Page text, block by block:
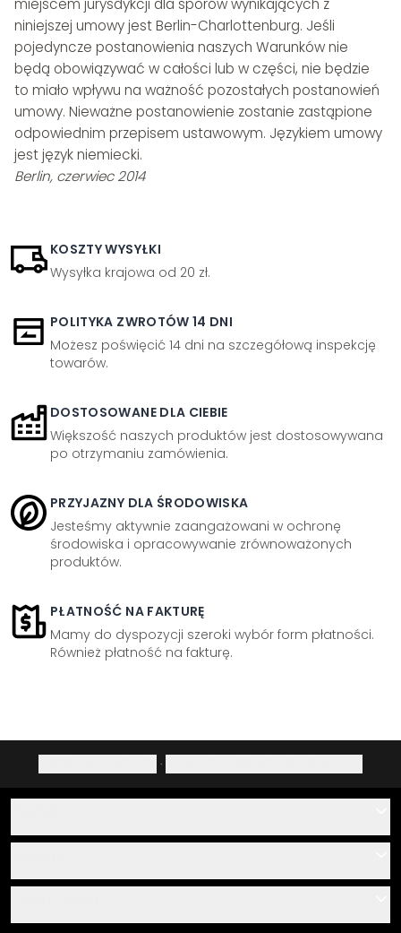
miejscem jurysdykcji dla sporów wynikających z
niniejszej umowy jest Berlin-Charlottenburg. Jeśli
pojedyncze postanowienia naszych Warunków nie
będą obowiązywać w całości lub w części, nie będzie
to miało wpływu na ważność pozostałych postanowień
umowy. Nieważne postanowienie zostanie zastąpione
odpowiednim przepisem ustawowym. Językiem umowy
jest język niemiecki.
Berlin, czerwiec 2014
KOSZTY WYSYŁKI
Wysyłka krajowa od 20 zł.
POLITYKA ZWROTÓW 14 DNI
Możesz poświęcić 14 dni na szczegółową inspekcję
towarów.
DOSTOSOWANE DLA CIEBIE
Większość naszych produktów jest dostosowywana
po otrzymaniu zamówienia.
PRZYJAZNY DLA ŚRODOWISKA
Jesteśmy aktywnie zaangażowani w ochronę
środowiska i opracowywanie zrównoważonych
produktów.
PŁATNOŚĆ NA FAKTURĘ
Mamy do dyspozycji szeroki wybór form płatności.
Również płatność na fakturę.
·
O nas
Przegląd materiałów